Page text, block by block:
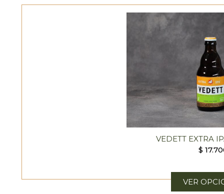
VEDETT EXTRA
$
VER